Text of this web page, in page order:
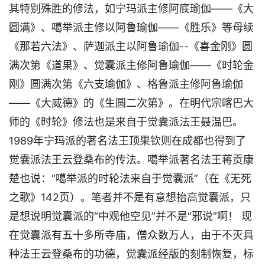
其特别殊胜的修法，如宁玛派主修阿底瑜伽——《大
圆满》、噶举派主修以阿鲁瑜伽——《胜乐》等母续
《那若六法》、萨迦派主以阿鲁瑜伽--《喜金刚》圆
满次第《道果》、觉囊派主修阿鲁瑜伽——《时轮金
刚》圆满次第《六支瑜伽》、格鲁派主修阿鲁瑜伽
——《大威德》的《生圆二次第》。在明代宗喀巴大
师的《时轮》修法也是来自于觉囊派法王聂温巴。
1989年宁玛派的著名法王顶果钦则在成都也得到了
觉囊派法王云登桑布的传法。噶举派著名法王蒋贡康
楚也说：“噶举派的时轮法来自于觉囊派”（在《无死
之歌》142页）。笔者并不是有意想抬高觉囊派，只
是想说明觉囊派的“中观他空见”并不是“邪说”啊！ 现
在觉囊派有五十多所寺庙，僧众数万人，由于不灭具
种法王云登桑布的功德，觉囊派经版的刻制恢复，标